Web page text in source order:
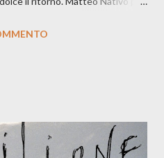
oltre che con ottimi
inizia questo concept